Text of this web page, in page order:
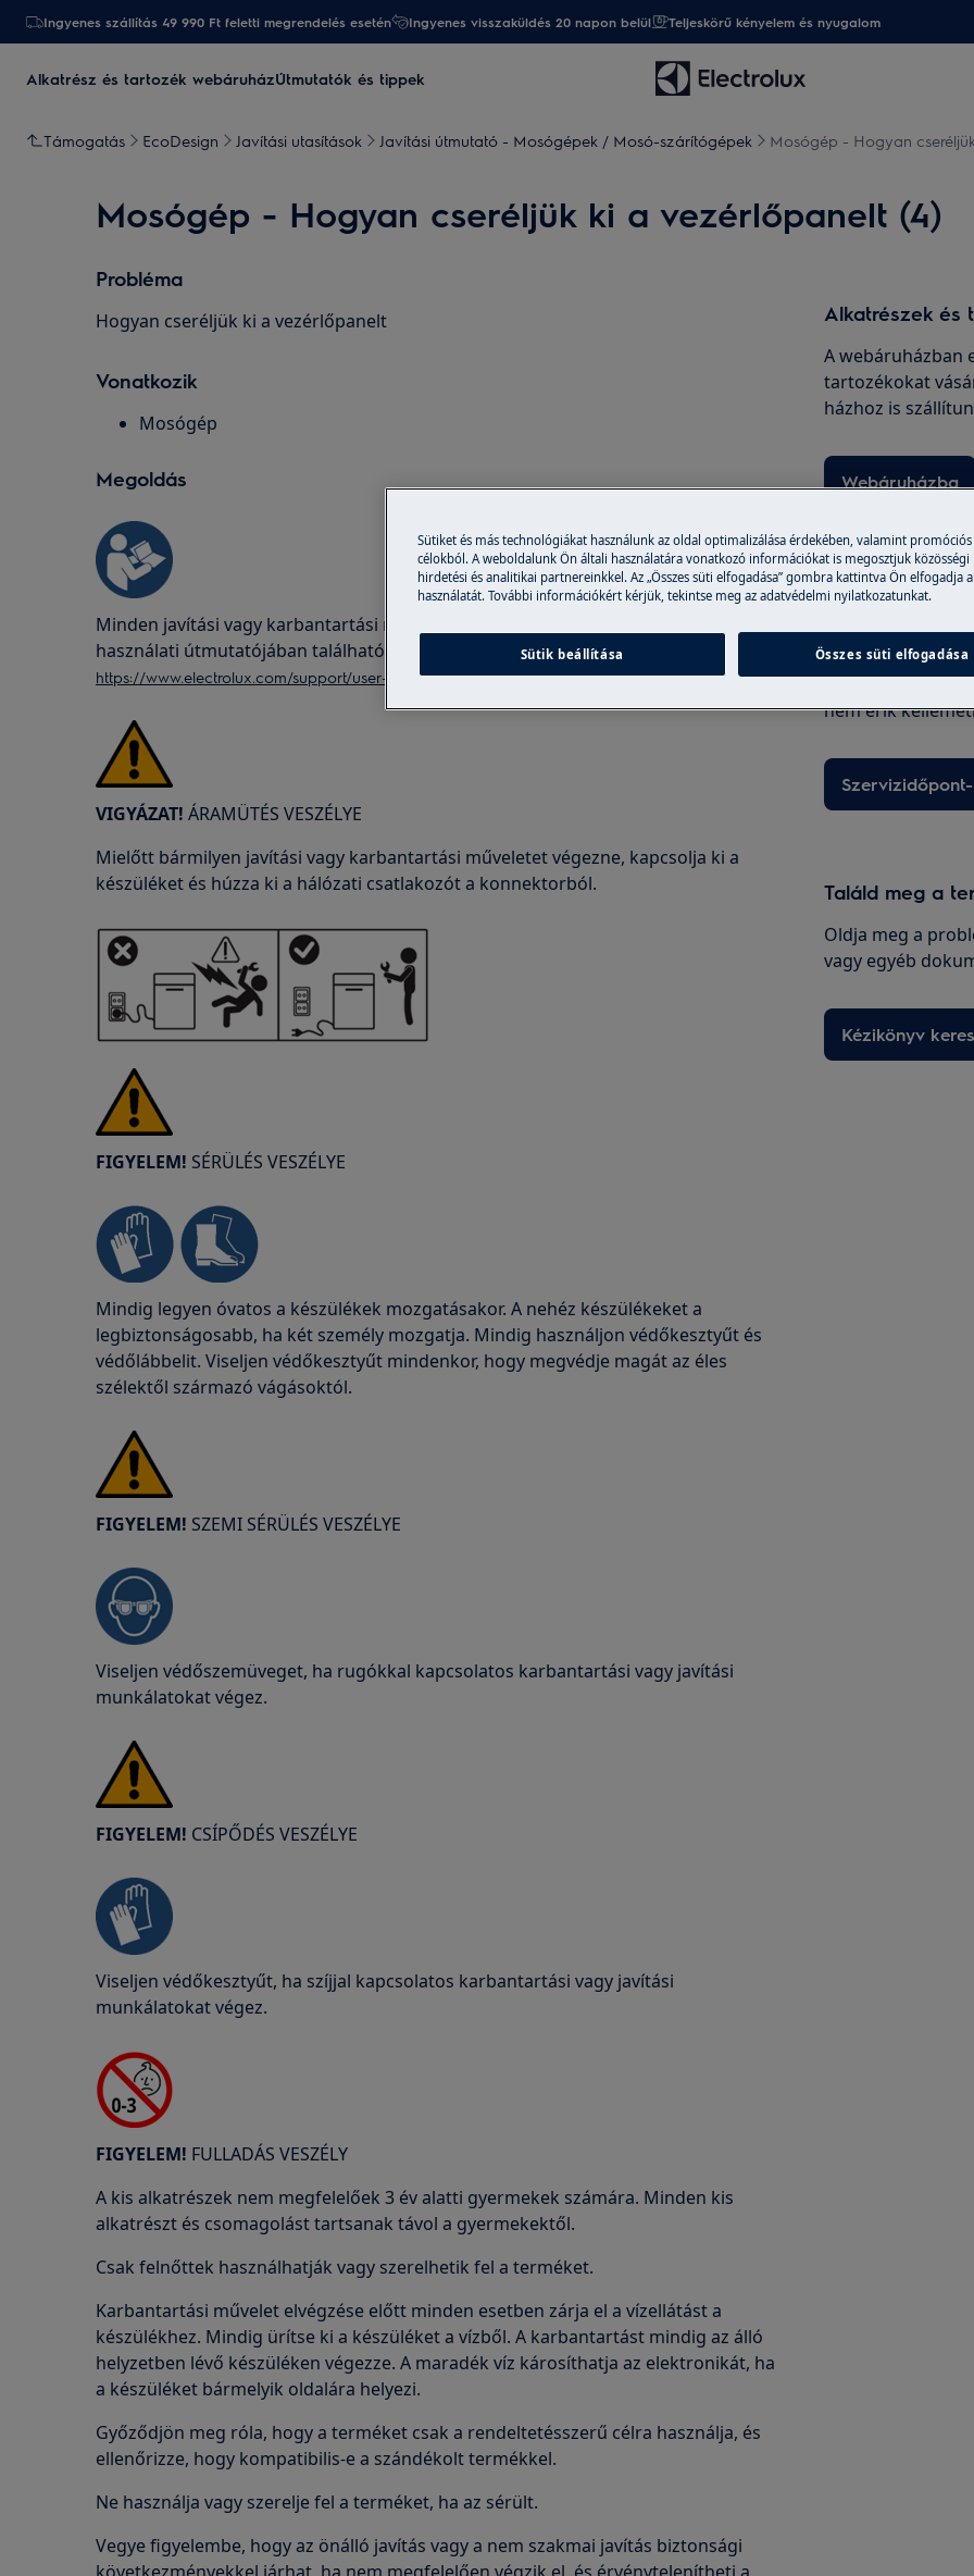
Ingyenes szállítás 49 990 Ft feletti megrendelés esetén Ingyenes visszaküldés 20 napon belül Teljeskörű kényelem és nyugalom
Alkatrész és tartozék webáruházÚtmutatók és tippek
Támogatás EcoDesign Javítási utasítások Javítási útmutató - Mosógépek / Mosó-szárítógépek Mosógép - Hogyan
Mosógép - Hogyan cseréljük ki a vezérlőpanelt (4)
Probléma
Hogyan cseréljük ki a vezérlőpanelt
Vonatkozik
Mosógép
Megoldás
Minden javítási vagy karbantartási művelet előtt mindig olvassa el a termék
használati útmutatójában található biztonsági információkat.
https://www.electrolux.com/support/user-manuals/
VIGYÁZAT! ÁRAMÜTÉS VESZÉLYE
Mielőtt bármilyen javítási vagy karbantartási műveletet végezne, kapcsolja ki a
készüléket és húzza ki a hálózati csatlakozót a konnektorból.
FIGYELEM! SÉRÜLÉS VESZÉLYE
Mindig legyen óvatos a készülékek mozgatásakor. A nehéz készülékeket a
legbiztonságosabb, ha két személy mozgatja. Mindig használjon védőkesztyűt és
védőlábbelit. Viseljen védőkesztyűt mindenkor, hogy megvédje magát az éles
szélektől származó vágásoktól.
FIGYELEM! SZEMI SÉRÜLÉS VESZÉLYE
Viseljen védőszemüveget, ha rugókkal kapcsolatos karbantartási vagy javítási
munkálatokat végez.
FIGYELEM! CSÍPŐDÉS VESZÉLYE
Viseljen védőkesztyűt, ha szíjjal kapcsolatos karbantartási vagy javítási
munkálatokat végez.
FIGYELEM! FULLADÁS VESZÉLY
A kis alkatrészek nem megfelelőek 3 év alatti gyermekek számára. Minden kis
alkatrészt és csomagolást tartsanak távol a gyermekektől.
Csak felnőttek használhatják vagy szerelhetik fel a terméket.
Karbantartási művelet elvégzése előtt minden esetben zárja el a vízellátást a
készülékhez. Mindig ürítse ki a készüléket a vízből. A karbantartást mindig az álló
helyzetben lévő készüléken végezze. A maradék víz károsíthatja az elektronikát, ha
a készüléket bármelyik oldalára helyezi.
Győződjön meg róla, hogy a terméket csak a rendeltetésszerű célra használja, és
ellenőrizze, hogy kompatibilis-e a szándékolt termékkel.
Ne használja vagy szerelje fel a terméket, ha az sérült.
Vegye figyelembe, hogy az önálló javítás vagy a nem szakmai javítás biztonsági
Alkatrészek és
A webáruházban
tartozékokat
házhoz is
Webáruházba
Szakszerviz
Válassza Fix áras
hibabejelentést
ezért a
nem érik
Találd meg a
Oldja meg a
vagy egyéb
Kézikönyv
Sütiket és más technológiákat használunk az oldal optimalizálása érdekében, valamint
célokból. A weboldalunk Ön általi használatára vonatkozó információkat is megosztjuk közösségi
hirdetési és analitikai partnereinkkel. Az „Összes süti elfogadása” gombra kattintva Ön elfogadja
használatát. További információkért kérjük, tekintse meg az adatvédelmi nyilatkozatunkat.
Sütik beállítása Összes süti elfogadása